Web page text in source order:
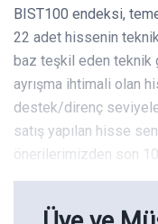
BIST100 endeksi,
22 adet hissenin
baz teşkil eden teknik
ayrışma ihtimali olan
destek/direnç
satış yapılan hisse
önerilerimizden son